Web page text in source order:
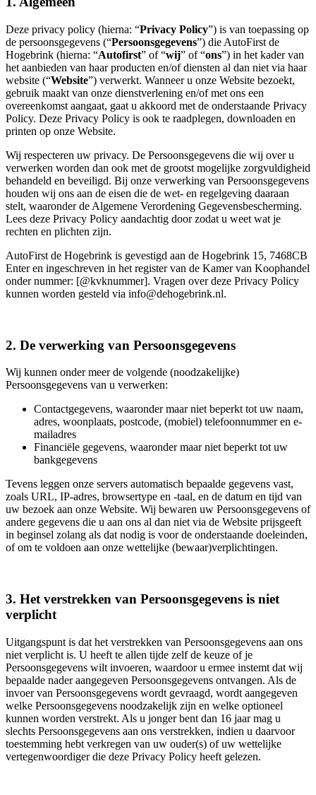
Deze privacy policy (hierna: “Privacy Policy”) is van toepassing op
de persoonsgegevens (“Persoonsgegevens”) die AutoFirst de
Hogebrink (hierna: “Autofirst” of “wij” of “ons”) in het kader van
het aanbieden van haar producten en/of diensten al dan niet via haar
website (“Website”) verwerkt. Wanneer u onze Website bezoekt,
gebruik maakt van onze dienstverlening en/of met ons een
overeenkomst aangaat, gaat u akkoord met de onderstaande Privacy
Policy. Deze Privacy Policy is ook te raadplegen, downloaden en
printen op onze Website.
Wij respecteren uw privacy. De Persoonsgegevens die wij over u
verwerken worden dan ook met de grootst mogelijke zorgvuldigheid
behandeld en beveiligd. Bij onze verwerking van Persoonsgegevens
houden wij ons aan de eisen die de wet- en regelgeving daaraan
stelt, waaronder de Algemene Verordening Gegevensbescherming.
Lees deze Privacy Policy aandachtig door zodat u weet wat je
rechten en plichten zijn.
AutoFirst de Hogebrink is gevestigd aan de Hogebrink 15, 7468CB
Enter en ingeschreven in het register van de Kamer van Koophandel
onder nummer: [@kvknummer]. Vragen over deze Privacy Policy
kunnen worden gesteld via info@dehogebrink.nl.
2. De verwerking van Persoonsgegevens
Wij kunnen onder meer de volgende (noodzakelijke)
Persoonsgegevens van u verwerken:
Contactgegevens, waaronder maar niet beperkt tot uw naam,
adres, woonplaats, postcode, (mobiel) telefoonnummer en e-
mailadres
Financiële gegevens, waaronder maar niet beperkt tot uw
bankgegevens
Tevens leggen onze servers automatisch bepaalde gegevens vast,
zoals URL, IP-adres, browsertype en -taal, en de datum en tijd van
uw bezoek aan onze Website. Wij bewaren uw Persoonsgegevens of
andere gegevens die u aan ons al dan niet via de Website prijsgeeft
in beginsel zolang als dat nodig is voor de onderstaande doeleinden,
of om te voldoen aan onze wettelijke (bewaar)verplichtingen.
3. Het verstrekken van Persoonsgegevens is niet
verplicht
Uitgangspunt is dat het verstrekken van Persoonsgegevens aan ons
niet verplicht is. U heeft te allen tijde zelf de keuze of je
Persoonsgegevens wilt invoeren, waardoor u ermee instemt dat wij
bepaalde nader aangegeven Persoonsgegevens ontvangen. Als de
invoer van Persoonsgegevens wordt gevraagd, wordt aangegeven
welke Persoonsgegevens noodzakelijk zijn en welke optioneel
kunnen worden verstrekt. Als u jonger bent dan 16 jaar mag u
slechts Persoonsgegevens aan ons verstrekken, indien u daarvoor
toestemming hebt verkregen van uw ouder(s) of uw wettelijke
vertegenwoordiger die deze Privacy Policy heeft gelezen.